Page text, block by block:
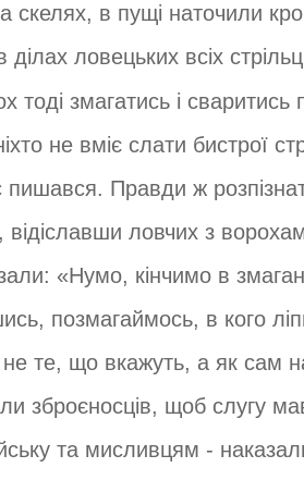
скелях, в пущі наточили
ловецьких всіх
тоді змагатись і сваритись
не вміє слати бистрої
пишався. Правди ж
відіславши ловчих з
«Нумо, кінчимо в
позмагаймось, в кого
те, що вкажуть, а як сам
зброєносців, щоб слугу
та мисливцям -